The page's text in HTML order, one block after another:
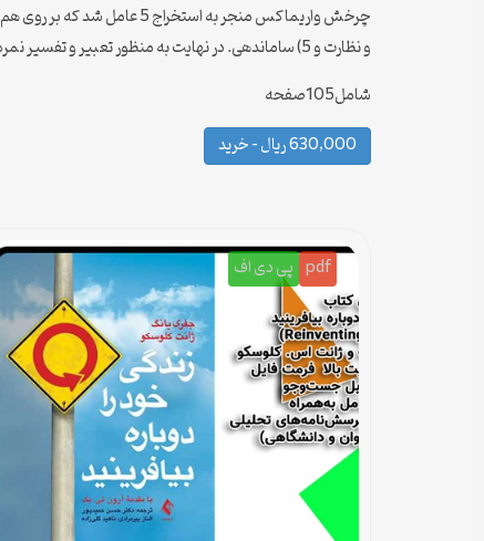
و نظارت و 5) ساماندهی. در نهایت به منظور تعبیر و تفسیر نمره‌های مدیریت زمان مدیران مورد مطالعه دو نوع نرم درصدی و مقوله‌ای تهیه گردیده است.
شامل105صفحه
630,000 ریال – خرید
pdf پی دی اف